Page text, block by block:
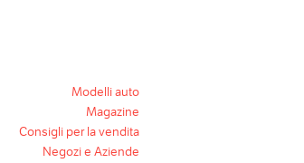
Modelli auto
Magazine
Consigli per la vendita
Negozi e Aziende